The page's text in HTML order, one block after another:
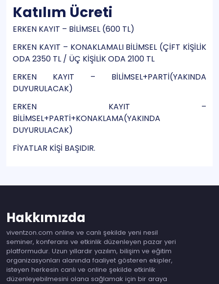
Katılım Ücreti
ERKEN KAYIT – BİLİMSEL (600 TL)
ERKEN KAYIT – KONAKLAMALI BİLİMSEL (ÇİFT KİŞİLİK
ODA 2350 TL / ÜÇ KİŞİLİK ODA 2100 TL
ERKEN KAYIT – BİLİMSEL+PARTİ(YAKINDA
DUYURULACAK)
ERKEN KAYIT –
BİLİMSEL+PARTİ+KONAKLAMA(YAKINDA
DUYURULACAK)
FİYATLAR KİŞİ BAŞIDIR.
Hakkımızda
viventzon.com online ve canlı şekilde yeni nesil
seminer, konferans ve etkinlik düzenleyen pazar yeri
platformudur. Uzun yıllardır yazılım, bilişim ve eğitim
organizasyonları alanında faaliyet gösteren ekipler,
isteyen herkesin canlı ve online şekilde etkinlik
düzenleyebilmesini olana sağlamak için bir araya